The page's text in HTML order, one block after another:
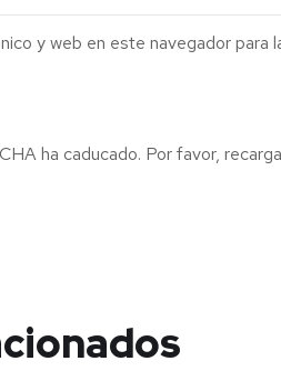
y web en este navegador para
ha caducado. Por favor,